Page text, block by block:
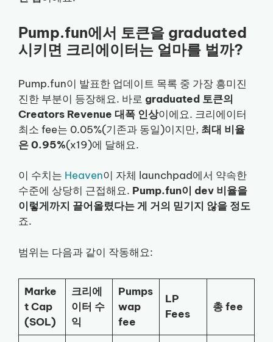
Pump.fun에서 토큰을 graduated
시키면 크리에이터는 얼마를 벌까?
Pump.fun이 발표한 업데이트 목록 중 가장 흥미진
진한 부분이 등장해요. 바로 graduated 토큰의
Creators Revenue 대폭 인상이에요. 크리에이터
최소 fee는 0.05%(기존과 동일)이지만, 최대 비율
은 0.95%(x19)에 달해요.
이 수치는 Heaven이 자체 launchpad에서 약속한
수준에 상당히 근접해요. Pump.fun이 dev 비율을
이렇게까지 끌어올렸다는 게 거의 믿기지 않을 정도
죠.
범위는 다음과 같이 작동해요:
Marke
t Cap
(SOL)
크리에
이터 수
익
Pumps
wap
fee
LP
Fees
총 fee